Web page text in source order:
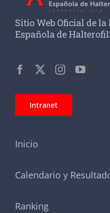
Sitio Web Oficial de la
Española de
Intranet
Inicio
Calendario y
Ranking